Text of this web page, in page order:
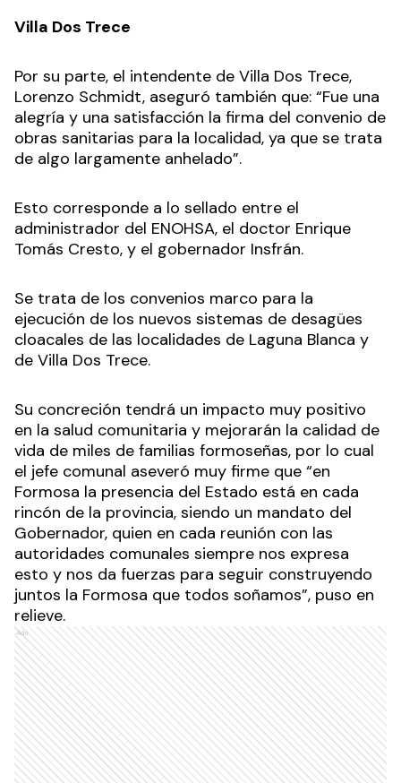
Villa Dos Trece
Por su parte, el intendente de Villa Dos Trece,
Lorenzo Schmidt, aseguró también que: “Fue una
alegría y una satisfacción la firma del convenio de
obras sanitarias para la localidad, ya que se trata
de algo largamente anhelado”.
Esto corresponde a lo sellado entre el
administrador del ENOHSA, el doctor Enrique
Tomás Cresto, y el gobernador Insfrán.
Se trata de los convenios marco para la
ejecución de los nuevos sistemas de desagües
cloacales de las localidades de Laguna Blanca y
de Villa Dos Trece.
Su concreción tendrá un impacto muy positivo
en la salud comunitaria y mejorarán la calidad de
vida de miles de familias formoseñas, por lo cual
el jefe comunal aseveró muy firme que “en
Formosa la presencia del Estado está en cada
rincón de la provincia, siendo un mandato del
Gobernador, quien en cada reunión con las
autoridades comunales siempre nos expresa
esto y nos da fuerzas para seguir construyendo
juntos la Formosa que todos soñamos”, puso en
relieve.
Ads